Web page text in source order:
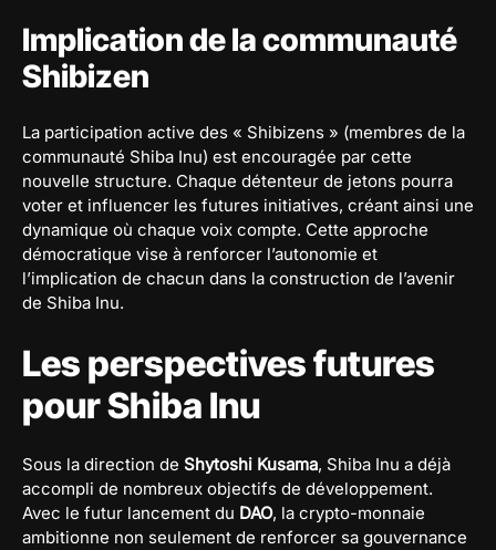
Implication de la communauté
Shibizen
La participation active des « Shibizens » (membres de la
communauté Shiba Inu) est encouragée par cette
nouvelle structure. Chaque détenteur de jetons pourra
voter et influencer les futures initiatives, créant ainsi une
dynamique où chaque voix compte. Cette approche
démocratique vise à renforcer l’autonomie et
l’implication de chacun dans la construction de l’avenir
de Shiba Inu.
Les perspectives futures
pour Shiba Inu
Sous la direction de Shytoshi Kusama, Shiba Inu a déjà
accompli de nombreux objectifs de développement.
Avec le futur lancement du DAO, la crypto-monnaie
ambitionne non seulement de renforcer sa gouvernance